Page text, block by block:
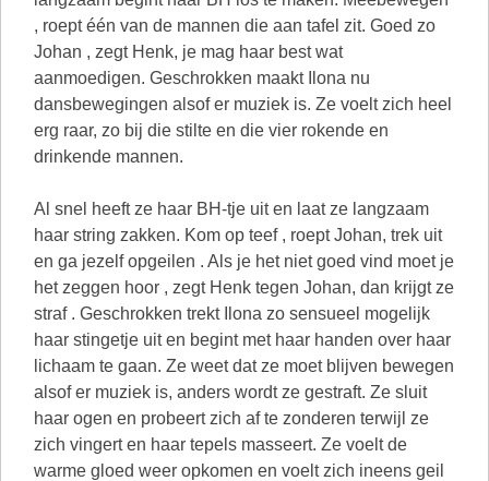
, roept één van de mannen die aan tafel zit. Goed zo
Johan , zegt Henk, je mag haar best wat
aanmoedigen. Geschrokken maakt Ilona nu
dansbewegingen alsof er muziek is. Ze voelt zich heel
erg raar, zo bij die stilte en die vier rokende en
drinkende mannen.
Al snel heeft ze haar BH-tje uit en laat ze langzaam
haar string zakken. Kom op teef , roept Johan, trek uit
en ga jezelf opgeilen . Als je het niet goed vind moet je
het zeggen hoor , zegt Henk tegen Johan, dan krijgt ze
straf . Geschrokken trekt Ilona zo sensueel mogelijk
haar stingetje uit en begint met haar handen over haar
lichaam te gaan. Ze weet dat ze moet blijven bewegen
alsof er muziek is, anders wordt ze gestraft. Ze sluit
haar ogen en probeert zich af te zonderen terwijl ze
zich vingert en haar tepels masseert. Ze voelt de
warme gloed weer opkomen en voelt zich ineens geil